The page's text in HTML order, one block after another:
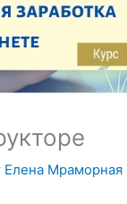
Елена Мраморная